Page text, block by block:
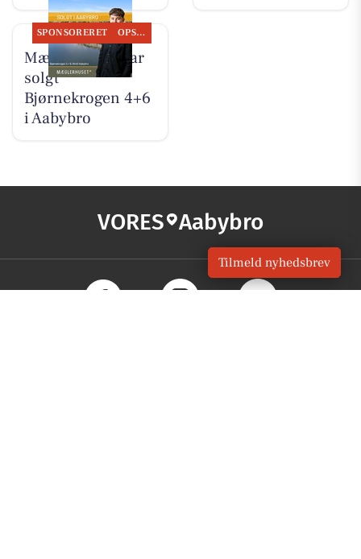
SPONSORERET OPSLAGSTAVLEN
Mæglerhuset har
solgt
Bjørnekrogen 4+6
i Aabybro
VORES Aabybro
Tilmeld nyhedsbrev